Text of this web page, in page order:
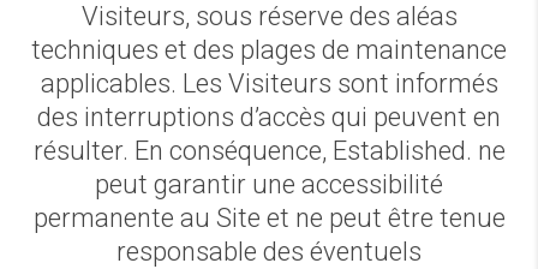
Visiteurs, sous réserve des aléas
techniques et des plages de maintenance
applicables. Les Visiteurs sont informés
des interruptions d’accès qui peuvent en
résulter. En conséquence, Established. ne
peut garantir une accessibilité
permanente au Site et ne peut être tenue
responsable des éventuels